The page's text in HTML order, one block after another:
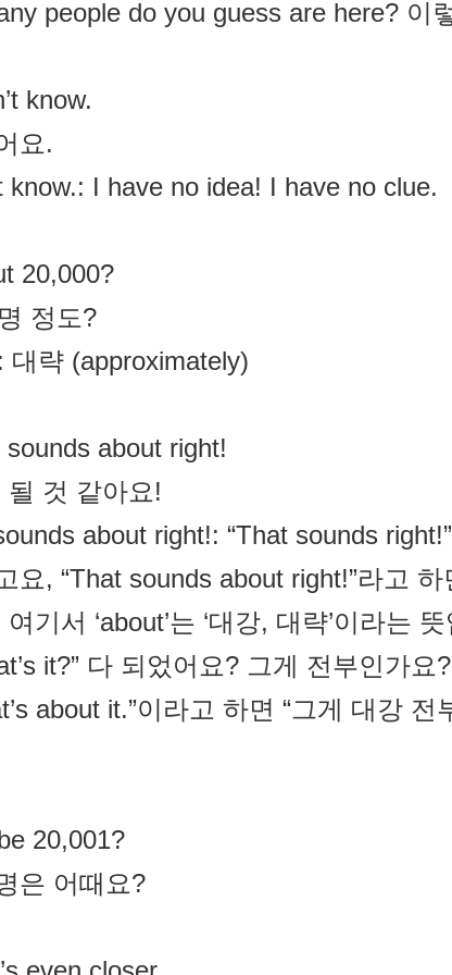
people do you guess are here? 이
know.
요.
know.: I have no idea! I have no clue.
20,000?
정도?
대략 (approximately)
about right!
될 것 같아요!
about right!: “That sounds
요, “That sounds about right!”라고
기서 ‘about’는 ‘대강, 대략’이라는
it?” 다 되었어요? 그게 전부인가요
about it.”이라고 하면 “그게 대강
20,001?
은 어때요?